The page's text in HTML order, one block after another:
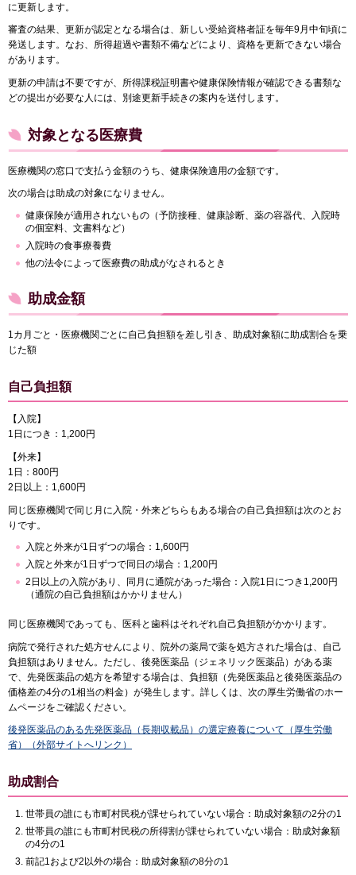
に更新します。
審査の結果、更新が認定となる場合は、新しい受給資格者証を毎年9月中旬頃に
発送します。なお、所得超過や書類不備などにより、資格を更新できない場合
があります。
更新の申請は不要ですが、所得課税証明書や健康保険情報が確認できる書類な
どの提出が必要な人には、別途更新手続きの案内を送付します。
対象となる医療費
医療機関の窓口で支払う金額のうち、健康保険適用の金額です。
次の場合は助成の対象になりません。
健康保険が適用されないもの（予防接種、健康診断、薬の容器代、入院時
の個室料、文書料など）
入院時の食事療養費
他の法令によって医療費の助成がなされるとき
助成金額
1カ月ごと・医療機関ごとに自己負担額を差し引き、助成対象額に助成割合を乗
じた額
自己負担額
【入院】
1日につき：1,200円
【外来】
1日：800円
2日以上：1,600円
同じ医療機関で同じ月に入院・外来どちらもある場合の自己負担額は次のとお
りです。
入院と外来が1日ずつの場合：1,600円
入院と外来が1日ずつで同日の場合：1,200円
2日以上の入院があり、同月に通院があった場合：入院1日につき1,200円
（通院の自己負担額はかかりません）
同じ医療機関であっても、医科と歯科はそれぞれ自己負担額がかかります。
病院で発行された処方せんにより、院外の薬局で薬を処方された場合は、自己
負担額はありません。ただし、後発医薬品（ジェネリック医薬品）がある薬
で、先発医薬品の処方を希望する場合は、負担額（先発医薬品と後発医薬品の
価格差の4分の1相当の料金）が発生します。詳しくは、次の厚生労働省のホー
ムページをご確認ください。
後発医薬品のある先発医薬品（長期収載品）の選定療養について（厚生労働
省）（外部サイトへリンク）
助成割合
世帯員の誰にも市町村民税が課せられていない場合：助成対象額の2分の1
世帯員の誰にも市町村民税の所得割が課せられていない場合：助成対象額
の4分の1
前記1および2以外の場合：助成対象額の8分の1